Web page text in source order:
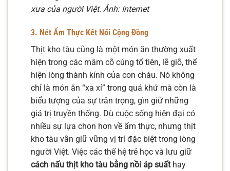
xưa của người Việt. Ảnh: Internet
3. Nét Ẩm Thực Kết Nối Cộng Đồng
Thịt kho tàu cũng là một món ăn thường xuất
hiện trong các mâm cỗ cúng tổ tiên, lễ giỗ, thể
hiện lòng thành kính của con cháu. Nó không
chỉ là món ăn “xa xỉ” trong quá khứ mà còn là
biểu tượng của sự trân trọng, gìn giữ những
giá trị truyền thống. Dù cuộc sống hiện đại có
nhiều sự lựa chọn hơn về ẩm thực, nhưng thịt
kho tàu vẫn giữ vững vị trí đặc biệt trong lòng
người Việt. Việc các thế hệ trẻ học và lưu giữ
cách nấu thịt kho tàu bằng nồi áp suấthay